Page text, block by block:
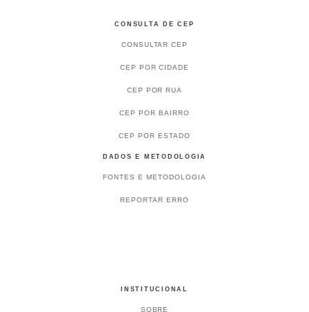
CONSULTA DE CEP
CONSULTAR CEP
CEP POR CIDADE
CEP POR RUA
CEP POR BAIRRO
CEP POR ESTADO
DADOS E METODOLOGIA
FONTES E METODOLOGIA
REPORTAR ERRO
INSTITUCIONAL
SOBRE